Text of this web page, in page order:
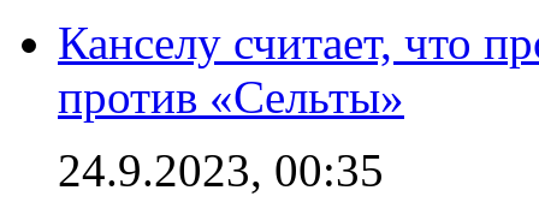
Канселу считает, что
против «Сельты»
24.9.2023, 00:35